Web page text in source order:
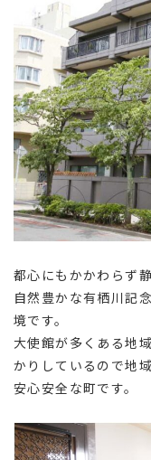
都心にもかかわらず
自然豊かな有栖川記
境です。
大使館が多くある地
かりしているので地
安心安全な町です。